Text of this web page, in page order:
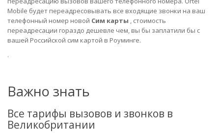
Mobile будет переадресовывать все входящие звонки на ваш
телефонный номер новой Сим карты , стоимость
переадресации гораздо дешевле чем, вы бы заплатили бы с
вашей Российской сим картой в Роуминге.
.
Важно знать
Все тарифы вызовов и звонков в
Великобритании